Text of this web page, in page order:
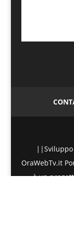
||Sviluppo
OraWebTv.it
è un